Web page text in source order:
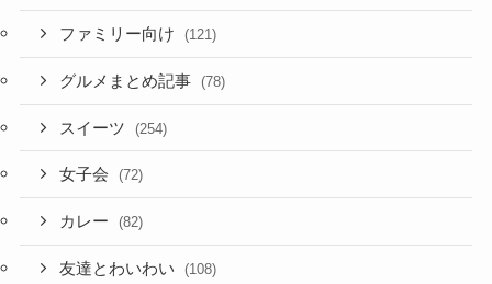
ファミリー向け (121)
グルメまとめ記事 (78)
スイーツ (254)
女子会 (72)
カレー (82)
友達とわいわい (108)